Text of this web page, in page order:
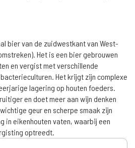
bier van de zuidwestkant van West-
Het is een bier gebrouwen
en vergist met verschillende
Het krijgt zijn complexe
lagering op houten foeders.
en doet meer aan wijn denken
geur en scherpe smaak zijn
in eikenhouten vaten, waarbij een
optreedt.